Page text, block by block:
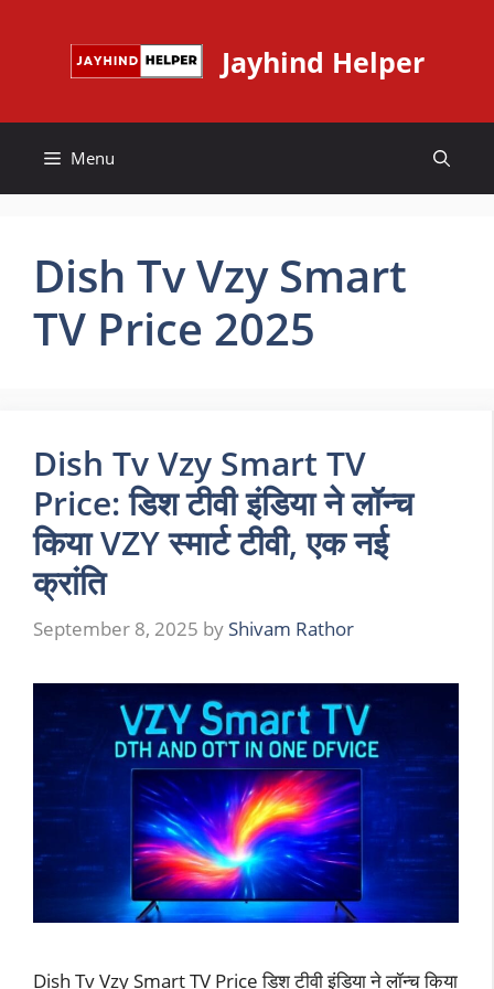
Jayhind Helper
Menu
Dish Tv Vzy Smart
TV Price 2025
Dish Tv Vzy Smart TV
Price: डिश टीवी इंडिया ने लॉन्च
किया VZY स्मार्ट टीवी, एक नई
क्रांति
September 8, 2025 by Shivam Rathor
Dish Tv Vzy Smart TV Price डिश टीवी इंडिया ने लॉन्च किया